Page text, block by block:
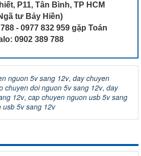
P11, Tân Bình, TP HCM
tư Bảy Hiền)
- 0977 832 959 gặp Toán
0902 389 788
nguon 5v sang 12v, day chuyen
chuyen doi nguon 5v sang 12v, day
12v, cap chuyen nguon usb 5v sang
usb 5v sang 12v